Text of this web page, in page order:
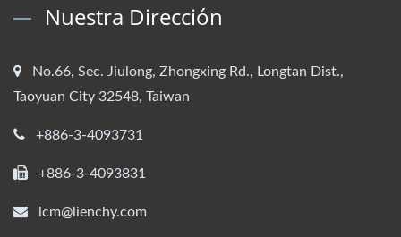
Nuestra Dirección
No.66, Sec. Jiulong, Zhongxing Rd., Longtan Dist.,
Taoyuan City 32548, Taiwan
+886-3-4093731
+886-3-4093831
lcm@lienchy.com